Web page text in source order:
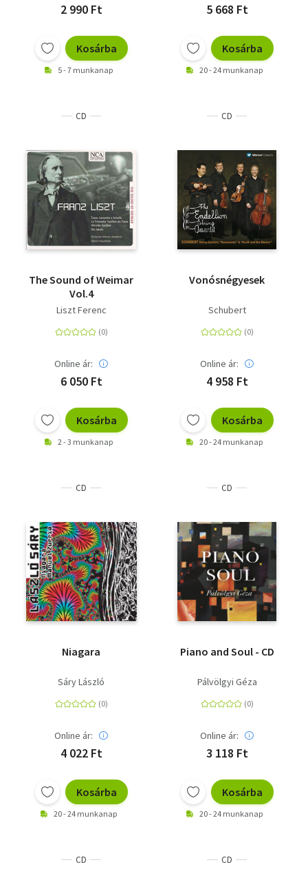
2 990 Ft
Kosárba
5 - 7 munkanap
5 668 Ft
Kosárba
20 - 24 munkanap
CD
The Sound of Weimar
Vol.4
Liszt Ferenc
Online ár:
6 050 Ft
Kosárba
2 - 3 munkanap
CD
Vonósnégyesek
Schubert
Online ár:
4 958 Ft
Kosárba
20 - 24 munkanap
CD
Niagara
Sáry László
Online ár:
4 022 Ft
Kosárba
20 - 24 munkanap
CD
Piano and Soul - CD
Pálvölgyi Géza
Online ár:
3 118 Ft
Kosárba
20 - 24 munkanap
CD CD